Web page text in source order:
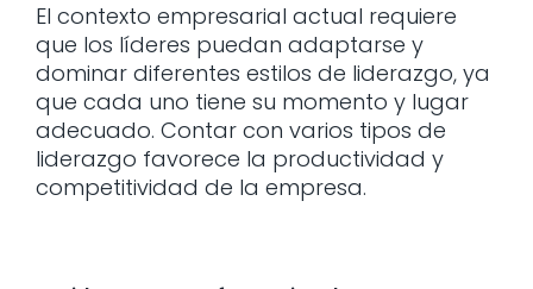
El contexto empresarial actual requiere
que los líderes puedan adaptarse y
dominar diferentes estilos de liderazgo, ya
que cada uno tiene su momento y lugar
adecuado. Contar con varios tipos de
liderazgo favorece la productividad y
competitividad de la empresa.